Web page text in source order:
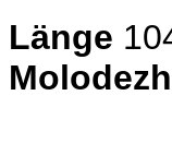
Länge